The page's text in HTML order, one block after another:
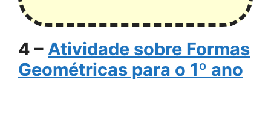
4 – Atividade sobre Formas
Geométricas para o 1º ano